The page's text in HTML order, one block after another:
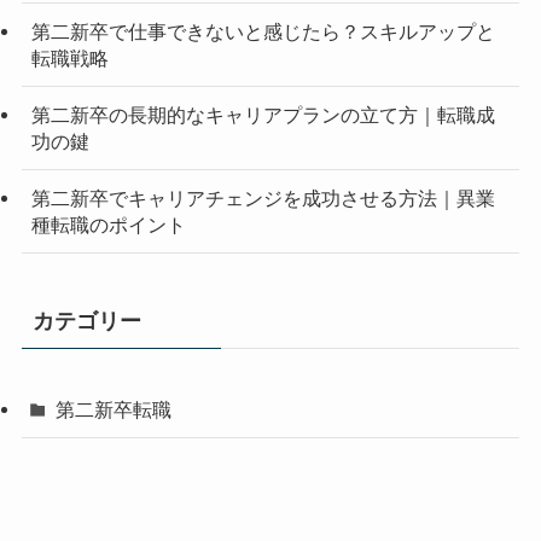
第二新卒で仕事できないと感じたら？スキルアップと
転職戦略
第二新卒の長期的なキャリアプランの立て方｜転職成
功の鍵
第二新卒でキャリアチェンジを成功させる方法｜異業
種転職のポイント
カテゴリー
第二新卒転職